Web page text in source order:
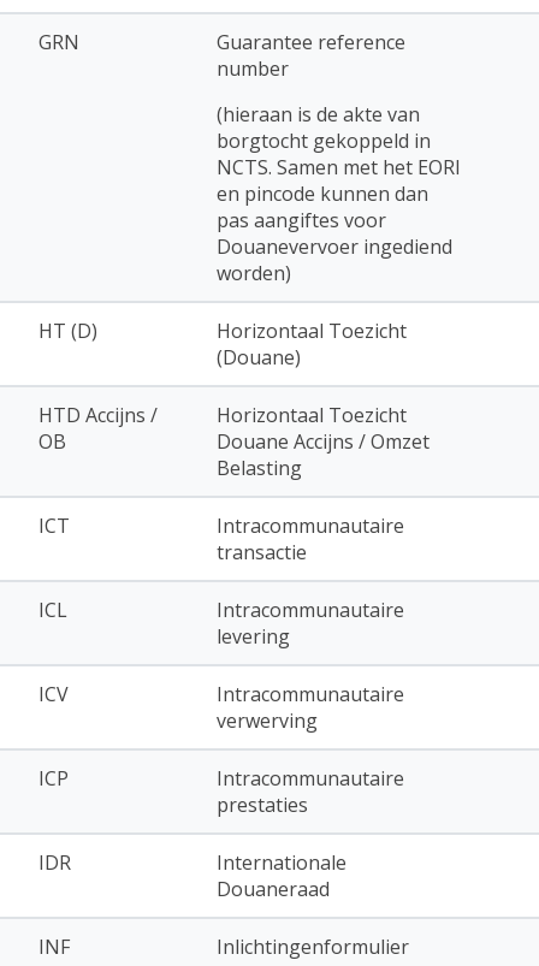
GRN
Guarantee reference
number
(hieraan is de akte van
borgtocht gekoppeld in
NCTS. Samen met het EORI
en pincode kunnen dan
pas aangiftes voor
Douanevervoer ingediend
worden)
HT (D)
Horizontaal Toezicht
(Douane)
HTD Accijns /
OB
Horizontaal Toezicht
Douane Accijns / Omzet
Belasting
ICT
Intracommunautaire
transactie
ICL
Intracommunautaire
levering
ICV
Intracommunautaire
verwerving
ICP
Intracommunautaire
prestaties
IDR
Internationale
Douaneraad
INF
Inlichtingenformulier